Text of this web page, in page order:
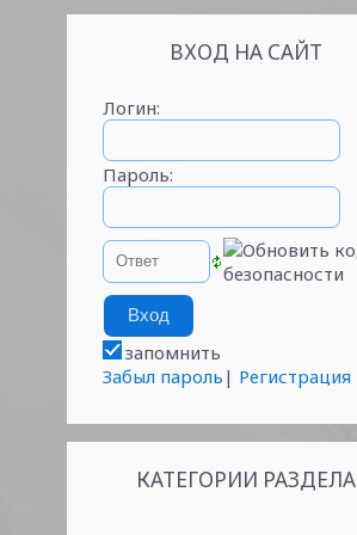
ВХОД НА САЙТ
Логин:
Пароль:
запомнить
Забыл пароль | Регистрация
КАТЕГОРИИ РАЗДЕЛА